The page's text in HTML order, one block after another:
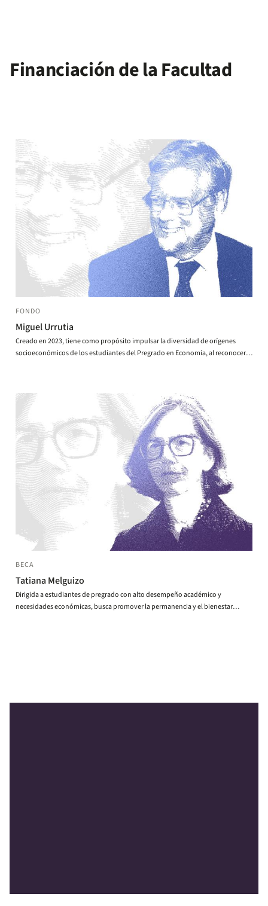
Financiación de la Facultad
FONDO
Miguel Urrutia
Creado en 2023, tiene como propósito impulsar la diversidad de orígenes
socioeconómicos de los estudiantes del Pregrado en Economía, al reconocer
BECA
Tatiana Melguizo
Dirigida a estudiantes de pregrado con alto desempeño académico y
necesidades económicas, busca promover la permanencia y el bienestar